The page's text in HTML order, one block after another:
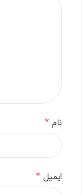
نام *
ایمیل *